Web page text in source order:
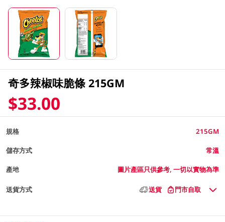
奇多辣椒味脆條 215GM
$33.00
規格 215GM
儲存方式 常溫
產地 圖片產區只供參考, 一切以實物為準
送貨方式 送貨 門市自取